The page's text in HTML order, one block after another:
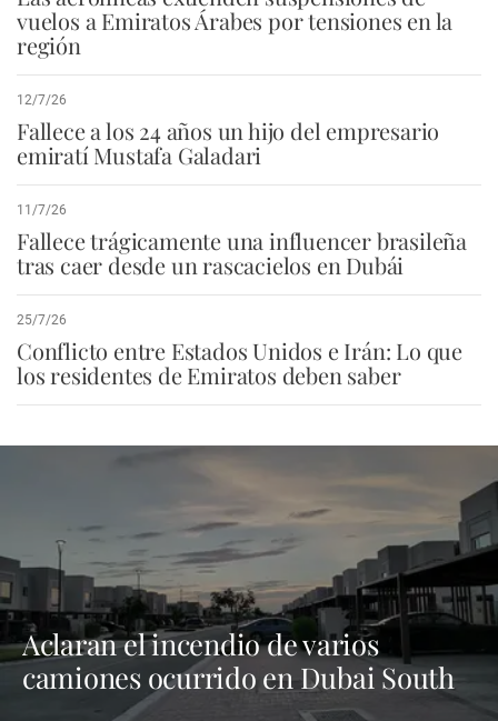
vuelos a Emiratos Árabes por tensiones en la
región
12/7/26
Fallece a los 24 años un hijo del empresario
emiratí Mustafa Galadari
11/7/26
Fallece trágicamente una influencer brasileña
tras caer desde un rascacielos en Dubái
25/7/26
Conflicto entre Estados Unidos e Irán: Lo que
los residentes de Emiratos deben saber
Aclaran el incendio de varios
camiones ocurrido en Dubai South